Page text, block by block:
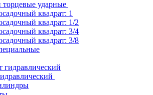
торцевые ударные
квадрат: 1
квадрат: 1/2
квадрат: 3/4
квадрат: 3/8